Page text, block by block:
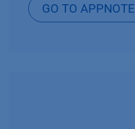
GO TO APPNOTE